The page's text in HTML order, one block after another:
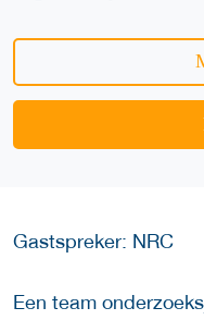
Gastspreker: NRC
Een team